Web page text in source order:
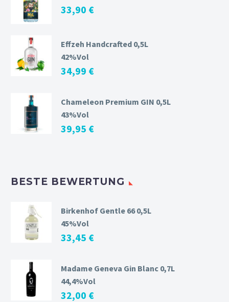
33,90 €
Effzeh Handcrafted 0,5L
42%Vol
34,99 €
Chameleon Premium GIN 0,5L
43%Vol
39,95 €
BESTE BEWERTUNG
Birkenhof Gentle 66 0,5L
45%Vol
33,45 €
Madame Geneva Gin Blanc 0,7L
44,4%Vol
32,00 €